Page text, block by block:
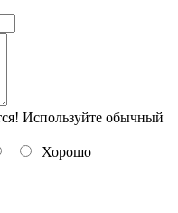
Используйте обычный
Хорошо